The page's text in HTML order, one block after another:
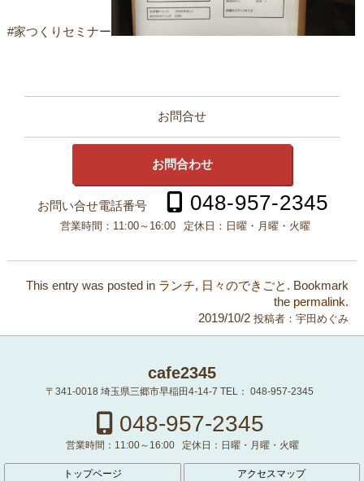
#家つくりセミナー
お問合せ
お問合わせ
お問い合せ電話番号 048-957-2345
営業時間： 11:00～16:00 定休日： 日曜・月曜・火曜
This entry was posted in ランチ, 日々のできごと . Bookmark
the permalink.
2019/10/2 投稿者：宇田めぐみ
cafe2345
〒341-0018 埼玉県三郷市早稲田4-14-7 TEL： 048-957-2345
048-957-2345
営業時間： 11:00～16:00 定休日： 日曜・月曜・火曜
トップページ アクセスマップ